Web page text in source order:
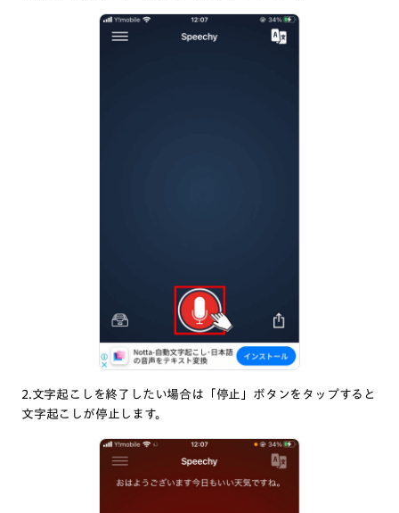
2.文字起こしを終了したい場合は「停止」ボタンをタップすると
文字起こしが停止します。